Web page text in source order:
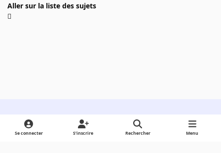
Aller sur la liste des sujets
Light ModeDark ModeSystem Preference
Se connecter S’inscrire Rechercher Menu